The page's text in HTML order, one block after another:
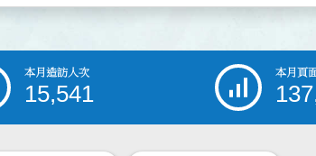
本月造訪人次
15,541
本月頁